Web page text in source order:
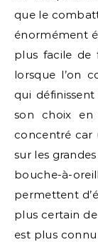
que le
énormément
plus facile de
lorsque l’on
qui
son choix
concentré car
sur les
bouche-à-
permettent
plus certain de
est plus connu